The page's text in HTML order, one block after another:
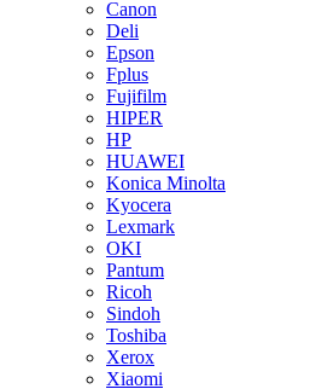
Canon
Deli
Epson
Fplus
Fujifilm
HIPER
HP
HUAWEI
Konica Minolta
Kyocera
Lexmark
OKI
Pantum
Ricoh
Sindoh
Toshiba
Xerox
Xiaomi